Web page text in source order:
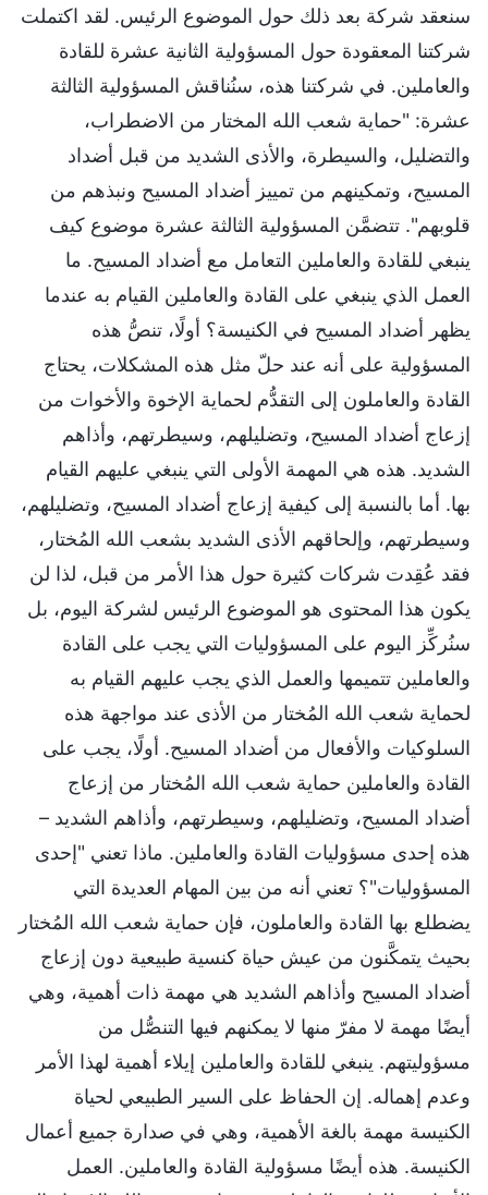
سنعقد شركة بعد ذلك حول الموضوع الرئيس. لقد اكتملت
شركتنا المعقودة حول المسؤولية الثانية عشرة للقادة
والعاملين. في شركتنا هذه، سنُناقش المسؤولية الثالثة
عشرة: "حماية شعب الله المختار من الاضطراب،
والتضليل، والسيطرة، والأذى الشديد من قبل أضداد
المسيح، وتمكينهم من تمييز أضداد المسيح ونبذهم من
قلوبهم". تتضمَّن المسؤولية الثالثة عشرة موضوع كيف
ينبغي للقادة والعاملين التعامل مع أضداد المسيح. ما
العمل الذي ينبغي على القادة والعاملين القيام به عندما
يظهر أضداد المسيح في الكنيسة؟ أولًا، تنصُّ هذه
المسؤولية على أنه عند حلّ مثل هذه المشكلات، يحتاج
القادة والعاملون إلى التقدُّم لحماية الإخوة والأخوات من
إزعاج أضداد المسيح، وتضليلهم، وسيطرتهم، وأذاهم
الشديد. هذه هي المهمة الأولى التي ينبغي عليهم القيام
بها. أما بالنسبة إلى كيفية إزعاج أضداد المسيح، وتضليلهم،
وسيطرتهم، وإلحاقهم الأذى الشديد بشعب الله المُختار،
فقد عُقِدت شركات كثيرة حول هذا الأمر من قبل، لذا لن
يكون هذا المحتوى هو الموضوع الرئيس لشركة اليوم، بل
سنُركِّز اليوم على المسؤوليات التي يجب على القادة
والعاملين تتميمها والعمل الذي يجب عليهم القيام به
لحماية شعب الله المُختار من الأذى عند مواجهة هذه
السلوكيات والأفعال من أضداد المسيح. أولًا، يجب على
القادة والعاملين حماية شعب الله المُختار من إزعاج
أضداد المسيح، وتضليلهم، وسيطرتهم، وأذاهم الشديد –
هذه إحدى مسؤوليات القادة والعاملين. ماذا تعني "إحدى
المسؤوليات"؟ تعني أنه من بين المهام العديدة التي
يضطلع بها القادة والعاملون، فإن حماية شعب الله المُختار
بحيث يتمكَّنون من عيش حياة كنسية طبيعية دون إزعاج
أضداد المسيح وأذاهم الشديد هي مهمة ذات أهمية، وهي
أيضًا مهمة لا مفرّ منها لا يمكنهم فيها التنصُّل من
مسؤوليتهم. ينبغي للقادة والعاملين إيلاء أهمية لهذا الأمر
وعدم إهماله. إن الحفاظ على السير الطبيعي لحياة
الكنيسة مهمة بالغة الأهمية، وهي في صدارة جميع أعمال
الكنيسة. هذه أيضًا مسؤولية القادة والعاملين. العمل